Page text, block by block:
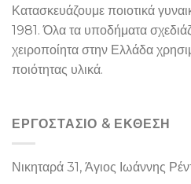
Κατασκευάζουμε ποιοτικά
1981. Όλα τα υποδήματα
χειροποίητα στην Ελλάδα
ποιότητας υλικά.
ΕΡΓΟΣΤΑΣΙΌ & ΕΚΘΕΣΉ
Νικηταρά 31, Άγιος Ιωάννης